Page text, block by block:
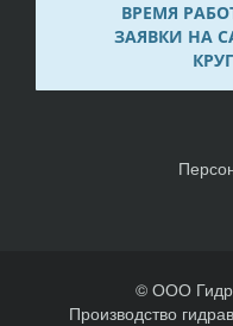
ВРЕМЯ
ЗАЯВКИ НА
© ООО
Производство